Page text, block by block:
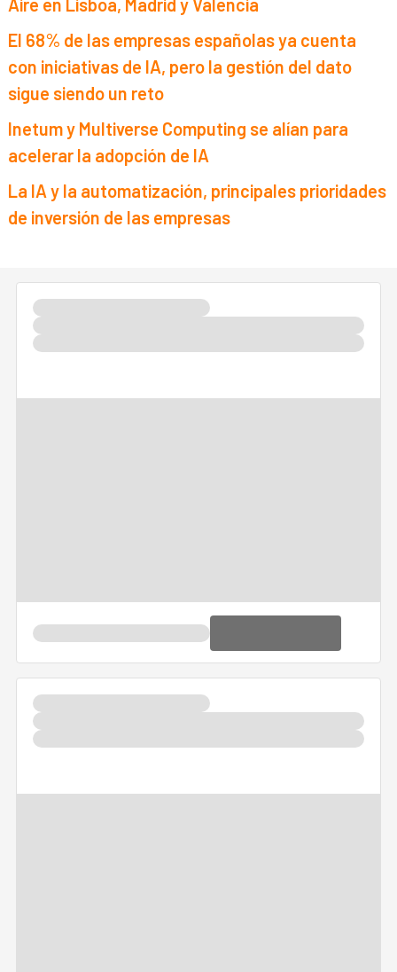
El 68% de las empresas españolas ya cuenta
con iniciativas de IA, pero la gestión del dato
sigue siendo un reto
Inetum y Multiverse Computing se alían para
acelerar la adopción de IA
La IA y la automatización, principales prioridades
de inversión de las empresas